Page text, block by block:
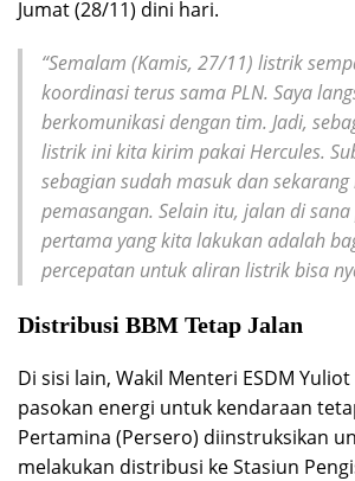
Jumat (28/11) dini hari.
“Semalam (Kamis, 27/11) listrik
koordinasi terus sama PLN. Saya
berkomunikasi dengan tim. Jadi,
listrik ini kita kirim pakai Hercules.
sebagian sudah masuk dan
pemasangan. Selain itu, jalan di
pertama yang kita lakukan adalah
percepatan untuk aliran listrik bisa
Distribusi BBM Tetap Jalan
Di sisi lain, Wakil Menteri ESDM
pasokan energi untuk kendaraan
Pertamina (Persero) diinstruksikan
melakukan distribusi ke Stasiun